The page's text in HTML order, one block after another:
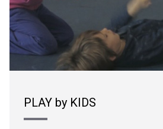
PLAY by KIDS